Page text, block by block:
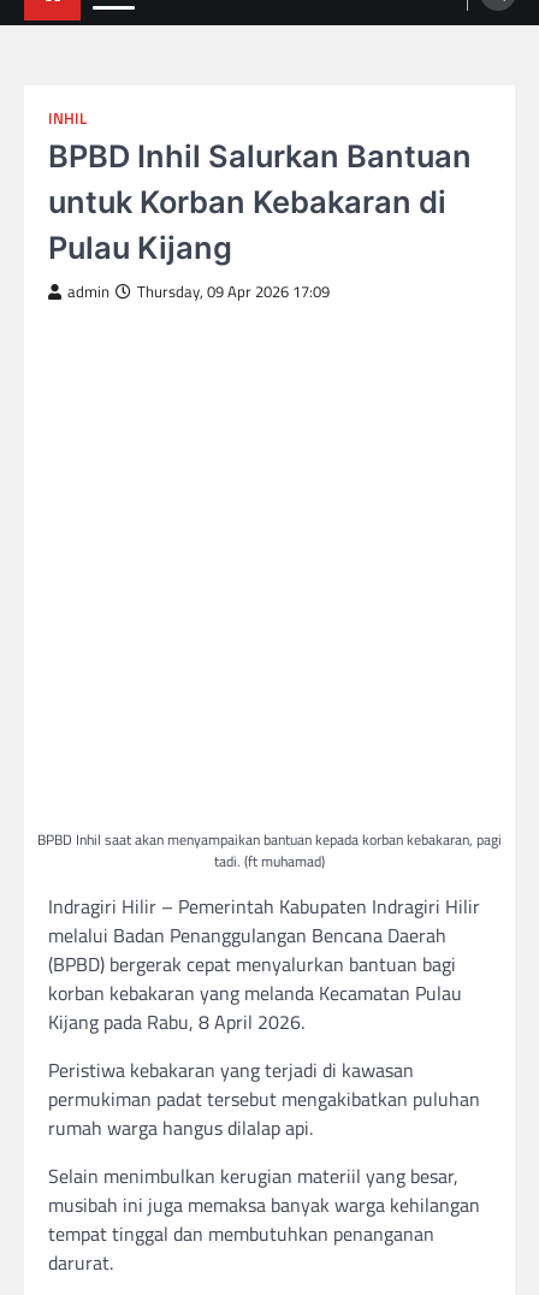
INHIL
BPBD Inhil Salurkan Bantuan
untuk Korban Kebakaran di
Pulau Kijang
admin Thursday, 09 Apr 2026 17:09
BPBD Inhil saat akan menyampaikan bantuan kepada korban kebakaran, pagi
tadi. (ft muhamad)
Indragiri Hilir – Pemerintah Kabupaten Indragiri Hilir
melalui Badan Penanggulangan Bencana Daerah
(BPBD) bergerak cepat menyalurkan bantuan bagi
korban kebakaran yang melanda Kecamatan Pulau
Kijang pada Rabu, 8 April 2026.
Peristiwa kebakaran yang terjadi di kawasan
permukiman padat tersebut mengakibatkan puluhan
rumah warga hangus dilalap api.
Selain menimbulkan kerugian materiil yang besar,
musibah ini juga memaksa banyak warga kehilangan
tempat tinggal dan membutuhkan penanganan
darurat.